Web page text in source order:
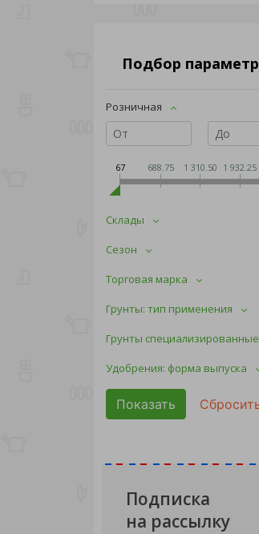
Подбор
Розничная
67 688.75 1 310.50 1 932.25
Склады
Сезон
Торговая марка
Грунты: тип применения
Грунты специализированные
Удобрения: форма выпуска
Подписка
на рассылку